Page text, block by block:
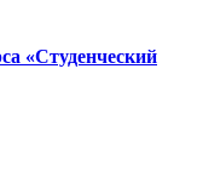
«Студенческий